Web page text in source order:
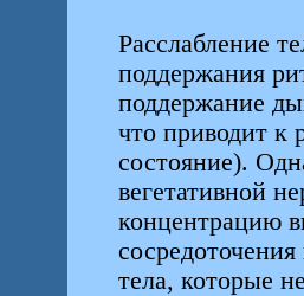
Расслабление
поддержания
поддержание
что приводит к
состояние).
вегетативной
концентрацию
тела, которые